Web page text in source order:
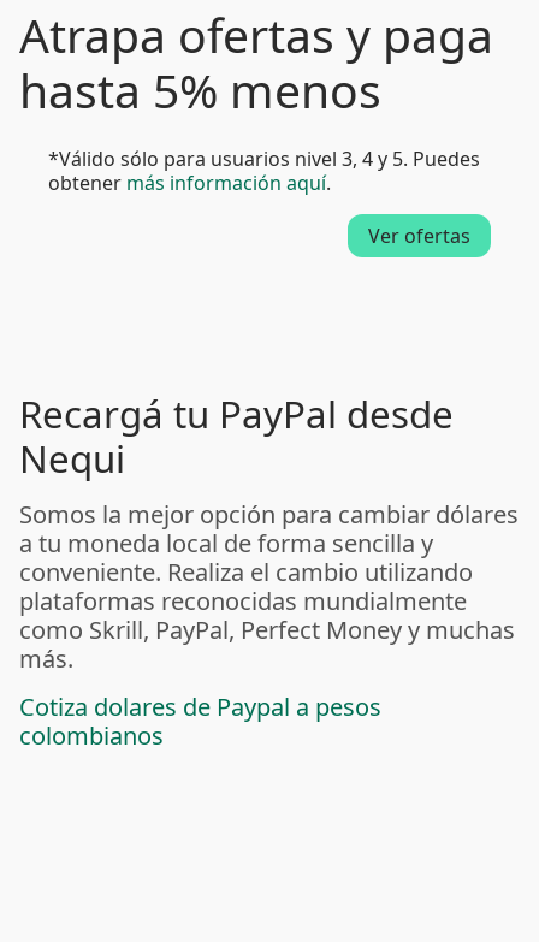
Atrapa ofertas y paga
hasta 5% menos
*Válido sólo para usuarios nivel 3, 4 y 5. Puedes
obtener más información aquí.
Ver ofertas
Recargá tu PayPal desde
Nequi
Somos la mejor opción para cambiar dólares
a tu moneda local de forma sencilla y
conveniente. Realiza el cambio utilizando
plataformas reconocidas mundialmente
como Skrill, PayPal, Perfect Money y muchas
más.
Cotiza dolares de Paypal a pesos
colombianos